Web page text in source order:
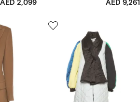
AED 9,261
AED 2,099